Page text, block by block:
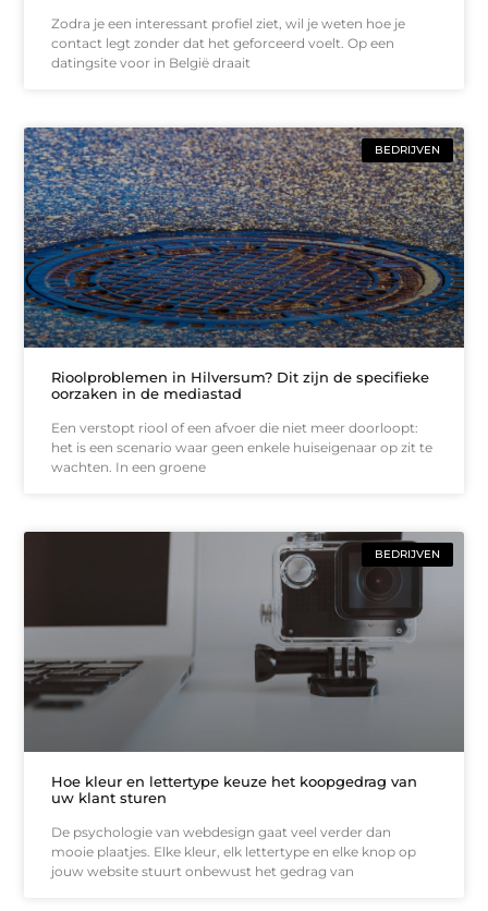
Zodra je een interessant profiel ziet, wil je weten hoe je
contact legt zonder dat het geforceerd voelt. Op een
datingsite voor in België draait
BEDRIJVEN
Rioolproblemen in Hilversum? Dit zijn de specifieke
oorzaken in de mediastad
Een verstopt riool of een afvoer die niet meer doorloopt:
het is een scenario waar geen enkele huiseigenaar op zit te
wachten. In een groene
BEDRIJVEN
Hoe kleur en lettertype keuze het koopgedrag van
uw klant sturen
De psychologie van webdesign gaat veel verder dan
mooie plaatjes. Elke kleur, elk lettertype en elke knop op
jouw website stuurt onbewust het gedrag van